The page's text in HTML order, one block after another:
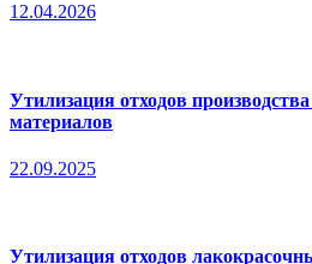
12.04.2026
Утилизация отходов
материалов
22.09.2025
Утилизация отходов